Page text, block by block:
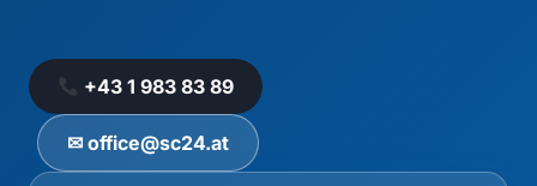
+43 1 983 83 89
✉ office@sc24.at